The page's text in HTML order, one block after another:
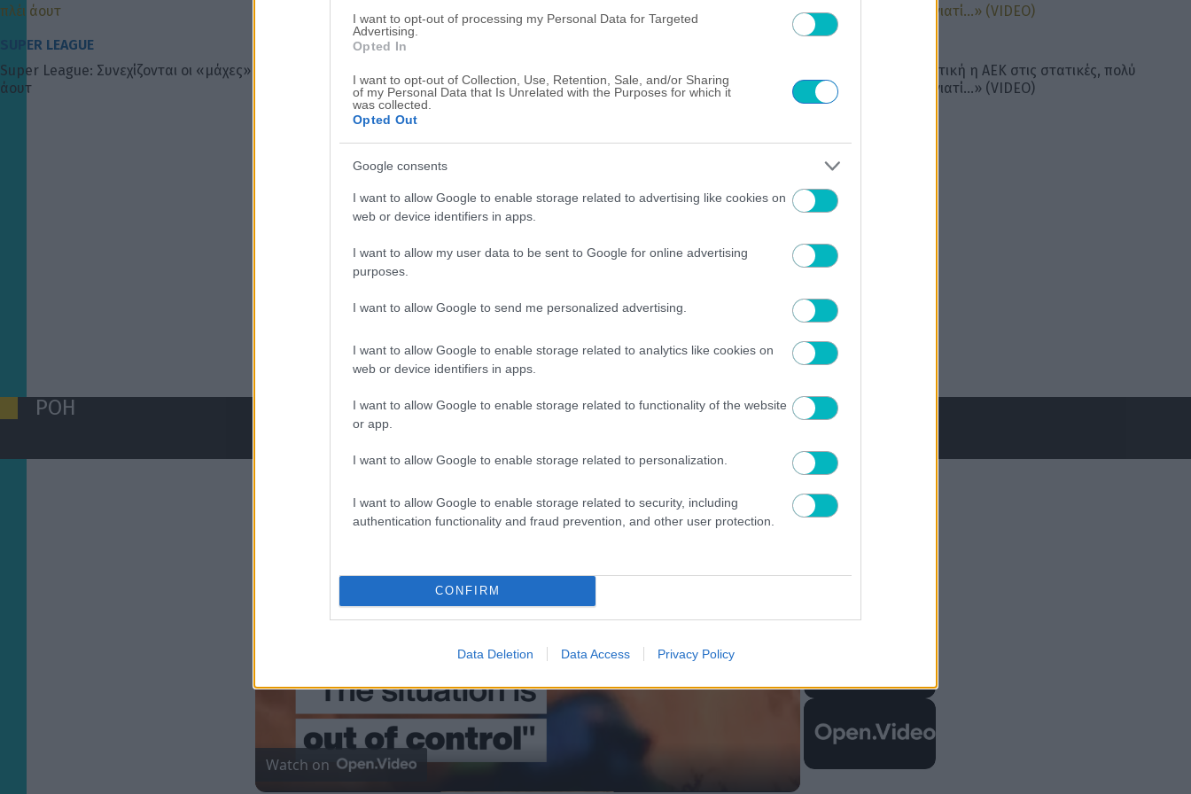
I want to opt-out of processing my Personal Data for Targeted
Advertising.
Opted In
I want to opt-out of Collection, Use, Retention, Sale, and/or Sharing
of my Personal Data that Is Unrelated with the Purposes for which it
was collected.
Opted Out
Google consents
I want to allow Google to enable storage related to advertising like cookies on
web or device identifiers in apps.
I want to allow my user data to be sent to Google for online advertising
purposes.
I want to allow Google to send me personalized advertising.
I want to allow Google to enable storage related to analytics like cookies on
web or device identifiers in apps.
I want to allow Google to enable storage related to functionality of the website
or app.
I want to allow Google to enable storage related to personalization.
I want to allow Google to enable storage related to security, including
authentication functionality and fraud prevention, and other user protection.
CONFIRM
Data Deletion Data Access Privacy Policy
SUPER LEAGUE
Super League: Συνεχίζονται οι «μάχες» στα πλέι οφ και πλέι
άουτ
SUPER LEAGUE
Super League: Πρεμιέρα για τα play out!
Παντελίδης: «Εξαιρετική η ΑΕΚ στις στατικές, πολύ
χρήσιμος ο Βάργκα γιατί…» (VIDEO)
ΡΟΗ
Δεν θα σκάσουμε που δεν έγινε του Κόστιτς, αλλά η ΑΕΚ θέλει αριστερό μπακ
Η Άντερλεχτ ξέρανε στην Τούμπα τον ΠΑΟΚ (0-1)
Δεν θα σκάσουμε που δεν έγινε του Κόστιτς, αλλά η ΑΕΚ θέλει αριστερό μπακ
Play
Video
"The situation is out of control": Greek firefighters battle wildfire for fourth day
Watch on